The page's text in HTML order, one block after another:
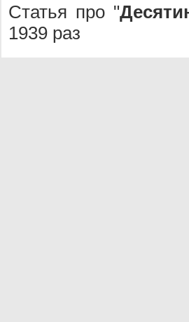
Статья про "
1939 раз